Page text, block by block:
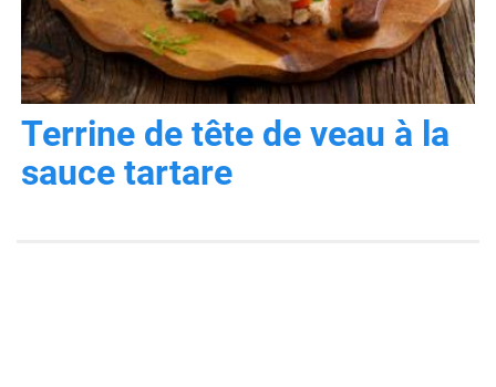
Terrine de tête de veau à la
sauce tartare